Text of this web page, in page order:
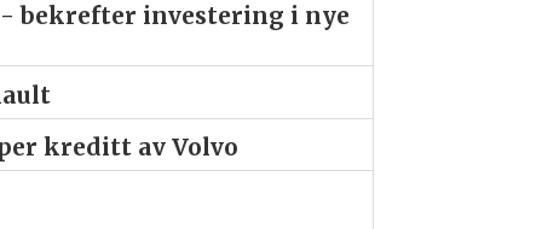
bekrefter investering i nye
kreditt av Volvo